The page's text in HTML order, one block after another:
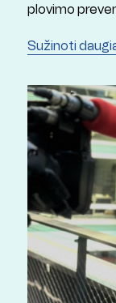
plovimo
Respublikos
Sužinoti